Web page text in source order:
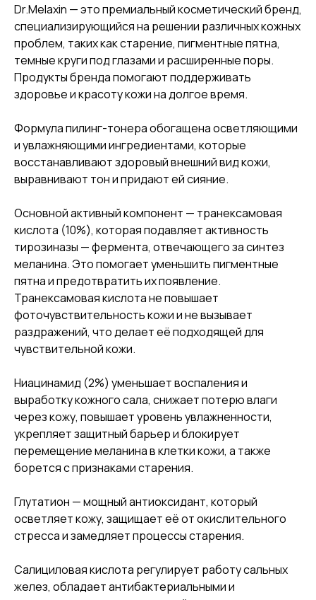
Dr.Melaxin — это премиальный косметический бренд,
специализирующийся на решении различных кожных
проблем, таких как старение, пигментные пятна,
темные круги под глазами и расширенные поры.
Продукты бренда помогают поддерживать
здоровье и красоту кожи на долгое время.
Формула пилинг-тонера обогащена осветляющими
и увлажняющими ингредиентами, которые
восстанавливают здоровый внешний вид кожи,
выравнивают тон и придают ей сияние.
Основной активный компонент — транексамовая
кислота (10%), которая подавляет активность
тирозиназы — фермента, отвечающего за синтез
меланина. Это помогает уменьшить пигментные
пятна и предотвратить их появление.
Транексамовая кислота не повышает
фоточувствительность кожи и не вызывает
раздражений, что делает её подходящей для
чувствительной кожи.
Ниацинамид (2%) уменьшает воспаления и
выработку кожного сала, снижает потерю влаги
через кожу, повышает уровень увлажненности,
укрепляет защитный барьер и блокирует
перемещение меланина в клетки кожи, а также
борется с признаками старения.
Глутатион — мощный антиоксидант, который
осветляет кожу, защищает её от окислительного
стресса и замедляет процессы старения.
Салициловая кислота регулирует работу сальных
желез, обладает антибактериальными и